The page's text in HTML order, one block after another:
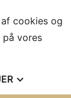
cookies og
på vores